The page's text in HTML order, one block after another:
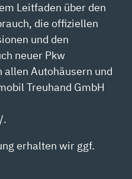
Leitfaden über den
die offiziellen
und den
neuer Pkw
Autohäusern und
Treuhand GmbH
.
erhalten wir ggf.